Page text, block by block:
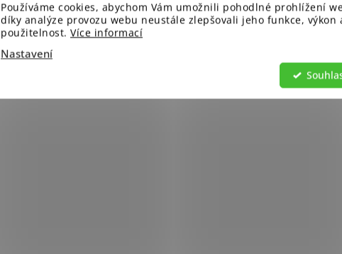
Používáme cookies, abychom Vám umožnili pohodlné prohlížení
díky analýze provozu webu neustále zlepšovali jeho funkce, výkon
použitelnost. Více informací
Nastavení